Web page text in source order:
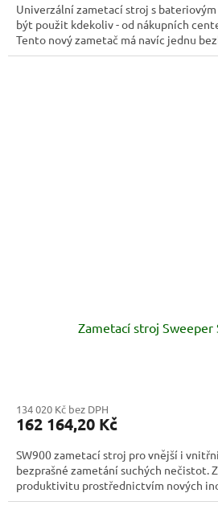
Univerzální zametací stroj s
být použit kdekoliv - od nákupních
Tento nový zametač má navíc jednu
Zametací stroj Sweeper
134 020 Kč bez DPH
162 164,20 Kč
SW900 zametací stroj pro vnější i
bezprašné zametání suchých nečistot.
produktivitu prostřednictvím nových